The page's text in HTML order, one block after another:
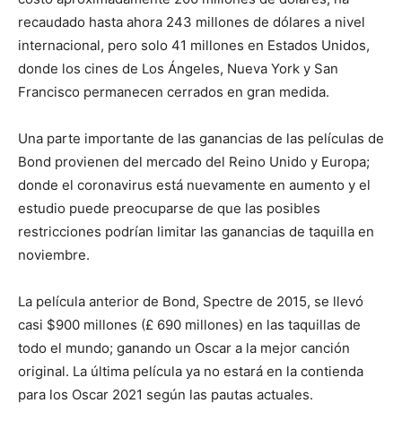
recaudado hasta ahora 243 millones de dólares a nivel
internacional, pero solo 41 millones en Estados Unidos,
donde los cines de Los Ángeles, Nueva York y San
Francisco permanecen cerrados en gran medida.
Una parte importante de las ganancias de las películas de
Bond provienen del mercado del Reino Unido y Europa;
donde el coronavirus está nuevamente en aumento y el
estudio puede preocuparse de que las posibles
restricciones podrían limitar las ganancias de taquilla en
noviembre.
La película anterior de Bond, Spectre de 2015, se llevó
casi $900 millones (£ 690 millones) en las taquillas de
todo el mundo; ganando un Oscar a la mejor canción
original. La última película ya no estará en la contienda
para los Oscar 2021 según las pautas actuales.